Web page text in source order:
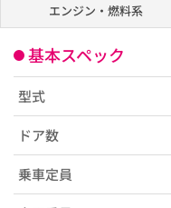
エンジン・燃料系
基本スペック
型式
ドア数
乗車定員